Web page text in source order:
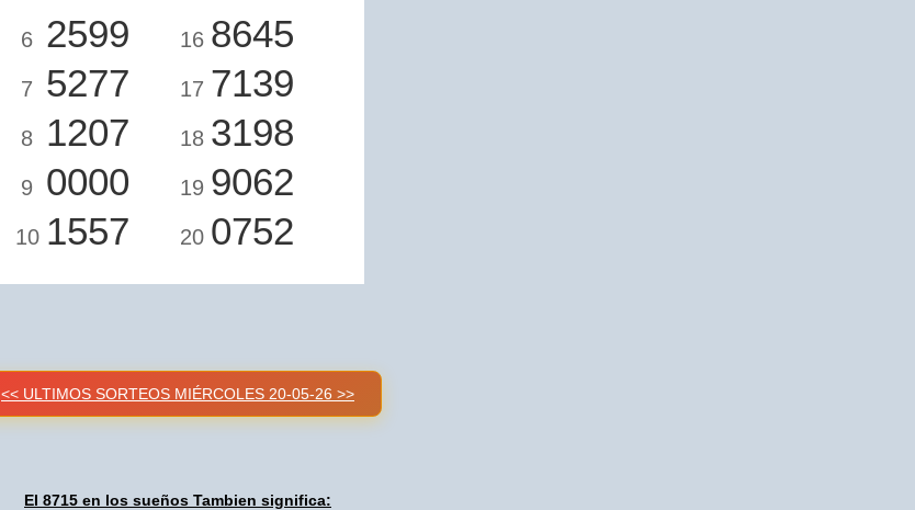
6 2599
7 5277
8 1207
9 0000
10 1557
16 8645
17 7139
18 3198
19 9062
20 0752
<< ULTIMOS SORTEOS MIÉRCOLES 20-05-26 >>
El 8715 en los sueños Tambien significa: